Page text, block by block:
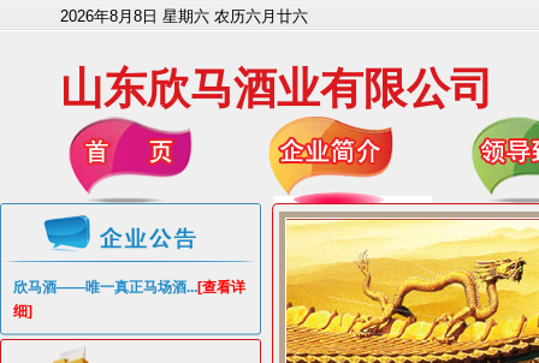
2026年8月8日 星期六 农历六月廿六
山东欣马酒业有限公司
欣马酒——唯一真正马场酒...[查看详
细]